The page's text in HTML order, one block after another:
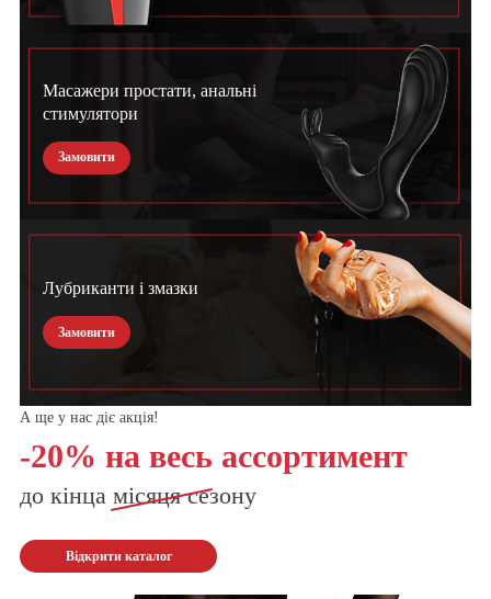
Масажери простати, анальні
стимулятори
Замовити
Лубриканти і змазки
Замовити
А ще у нас діє акція!
-20% на весь ассортимент
до кінца місяцясезону
Відкрити каталог